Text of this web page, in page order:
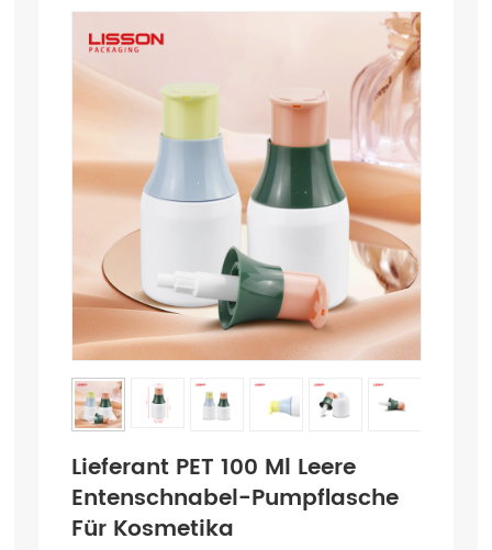
Lieferant PET 100 Ml Leere
Entenschnabel-Pumpflasche
Für Kosmetika